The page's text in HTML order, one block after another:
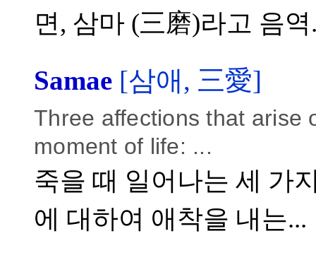
면, 삼마 (三磨)라고 음역
Samae [삼애, 三愛]
Three affections that arise
moment of life: ...
죽을 때 일어나는 세 가
에 대하여 애착을 내는...